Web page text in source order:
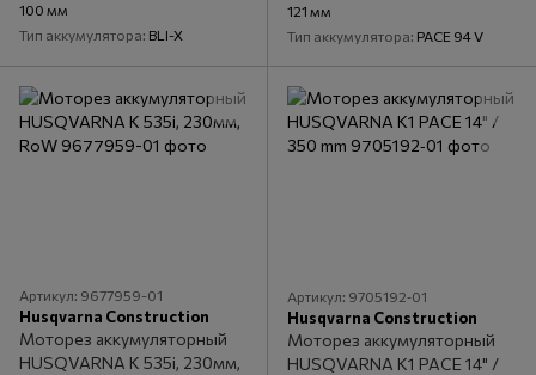
100 мм
Тип аккумулятора BLI-X
121 мм
Тип аккумулятора PACE 94 V
Артикул: 9677959-01
Husqvarna Construction
Моторез аккумуляторный
HUSQVARNA К 535і, 230мм,
Артикул: 9705192‑01
Husqvarna Construction
Моторез аккумуляторный
HUSQVARNA K1 PACE 14" /